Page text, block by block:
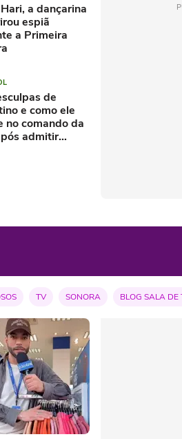
a dançarina
espiã
a Primeira
de
e como ele
no comando da
admitir
TV SONORA BLOG SALA DE
VÍDEOS